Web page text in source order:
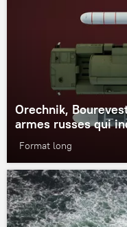
Orechnik,
armes russes qui
Format long